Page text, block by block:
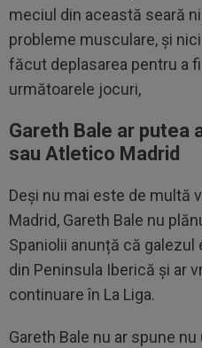
meciul din această seară
probleme musculare, și
făcut deplasarea pentru a
următoarele jocuri,
Gareth Bale ar putea
sau Atletico Madrid
Deși nu mai este de multă
Madrid, Gareth Bale nu
Spaniolii anunță că
din Peninsula Iberică și ar
continuare în La Liga.
Gareth Bale nu ar spune